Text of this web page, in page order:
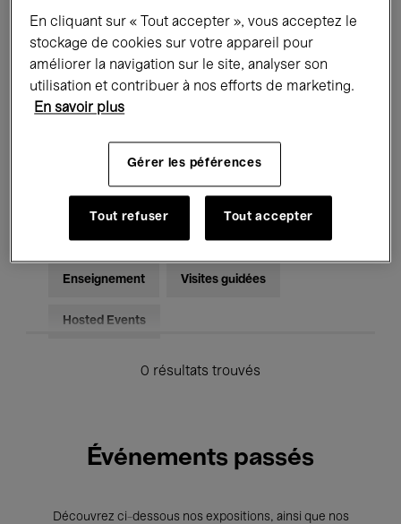
Expositions Films Performances
Rencontres & Débats Jazz
Musique électronique
Pour tous Kids’ Palace
Enseignement Visites guidées
Hosted Events
0 résultats trouvés
Événements passés
Découvrez ci-dessous nos expositions, ainsi que nos
En cliquant sur « Tout accepter », vous acceptez le
stockage de cookies sur votre appareil pour
améliorer la navigation sur le site, analyser son
utilisation et contribuer à nos efforts de marketing.
En savoir plus
Gérer les péférences
Tout refuser Tout accepter